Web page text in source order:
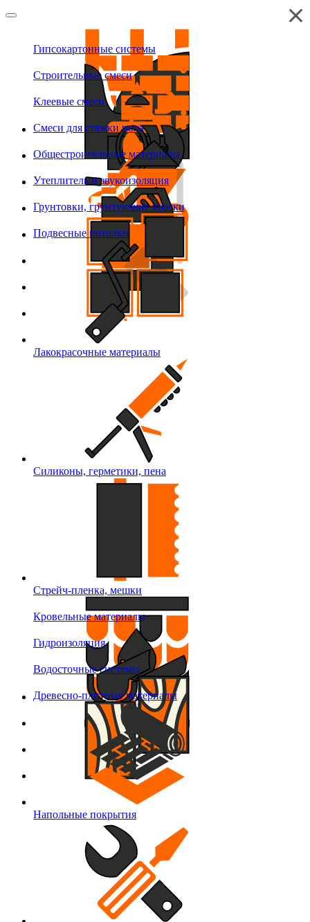
Гипсокартонные системы
Строительные смеси
Клеевые смеси
Смеси для стяжки пола
Общестроительные материалы
Утеплитель и звукоизоляция
Грунтовки, грунтующие краски
Подвесные потолки
Лакокрасочные материалы
Силиконы, герметики, пена
Стрейч-пленка, мешки
Кровельные материалы
Гидроизоляция
Водосточные системы
Древесно-плитные материалы
Напольные покрытия